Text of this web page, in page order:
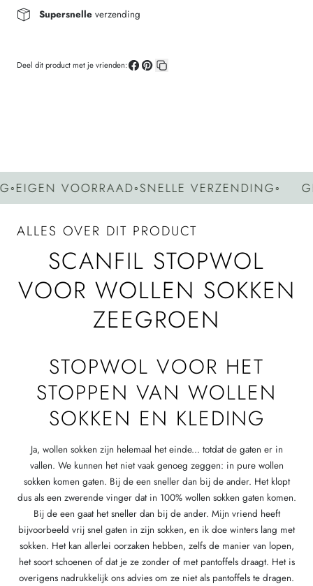
Supersnelleverzending
Deel dit product met je vrienden:
VOORRAAD◦SNELLE VERZENDING◦
ALLES OVER DIT PRODUCT
SCANFIL STOPWOL
VOOR WOLLEN SOKKEN
ZEEGROEN
STOPWOL VOOR HET
STOPPEN VAN WOLLEN
SOKKEN EN KLEDING
Ja, wollen sokken zijn helemaal het einde... totdat de gaten er in
vallen. We kunnen het niet vaak genoeg zeggen: in pure wollen
sokken komen gaten. Bij de een sneller dan bij de ander. Het klopt
dus als een zwerende vinger dat in 100% wollen sokken gaten komen.
Bij de een gaat het sneller dan bij de ander. Mijn vriend heeft
bijvoorbeeld vrij snel gaten in zijn sokken, en ik doe winters lang met
sokken. Het kan allerlei oorzaken hebben, zelfs de manier van lopen,
het soort schoenen of dat je ze zonder of met pantoffels draagt. Het is
overigens nadrukkelijk ons advies om ze niet als pantoffels te dragen.